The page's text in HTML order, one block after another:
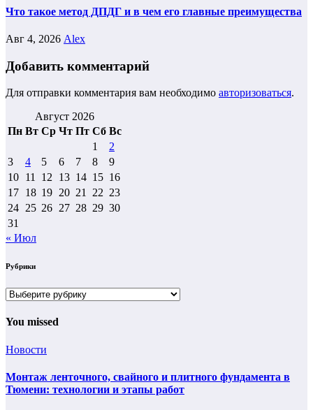
Что такое метод ДПДГ и в чем его главные преимущества
Авг 4, 2026 Alex
Добавить комментарий
Для отправки комментария вам необходимо авторизоваться.
Август 2026
Пн Вт Ср Чт Пт Сб Вс
1
2
3
4 5 6 7 8
9
10 11 12 13 14 15 16
17 18 19 20 21 22 23
24 25 26 27 28 29 30
31
« Июл
Рубрики
Рубрики
You missed
Новости
Монтаж ленточного, свайного и плитного фундамента в
Тюмени: технологии и этапы работ